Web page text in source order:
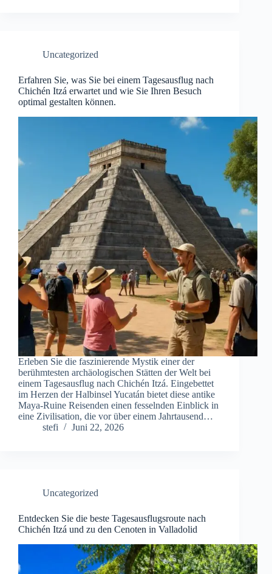
Uncategorized
Erfahren Sie, was Sie bei einem Tagesausflug nach
Chichén Itzá erwartet und wie Sie Ihren Besuch
optimal gestalten können.
Erleben Sie die faszinierende Mystik einer der
berühmtesten archäologischen Stätten der Welt bei
einem Tagesausflug nach Chichén Itzá. Eingebettet
im Herzen der Halbinsel Yucatán bietet diese antike
Maya-Ruine Reisenden einen fesselnden Einblick in
eine Zivilisation, die vor über einem Jahrtausend…
stefi
Juni 22, 2026
Uncategorized
Entdecken Sie die beste Tagesausflugsroute nach
Chichén Itzá und zu den Cenoten in Valladolid